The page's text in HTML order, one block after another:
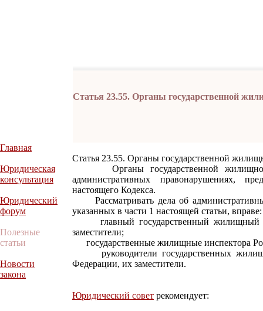
Статья 23.55. Органы государственной
Главная
Юридическая
консультация
Юридический
форум
Полезные
статьи
Новости
закона
Статья 23.55. Органы государственной
Органы государственной жилищной
административных правонарушениях,
настоящего Кодекса.
Рассматривать дела об
указанных в части 1 настоящей статьи, вправе:
главный государственный жилищный
заместители;
государственные жилищные инспектора
руководители государственных
Федерации, их заместители.
Юридический совет рекомендует: